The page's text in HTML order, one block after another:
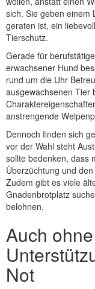
sich. Sie geben einem
geraten ist, ein
Tierschutz.
Gerade für
erwachsener Hund
rund um die Uhr
ausgewachsenen Tier
anstrengende
Dennoch finden sich
vor der Wahl steht
sollte bedenken, dass
Überzüchtung und
Zudem gibt es viele
Gnadenbrotplatz
belohnen.
Auch
Not